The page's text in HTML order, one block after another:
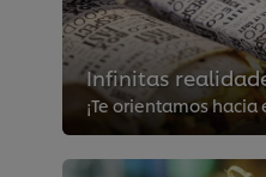
Infinitas
¡Te orientamos hacia